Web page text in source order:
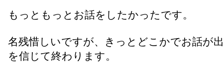
もっともっとお話をしたかったです。
名残惜しいですが、きっとどこかでお話が
を信じて終わります。